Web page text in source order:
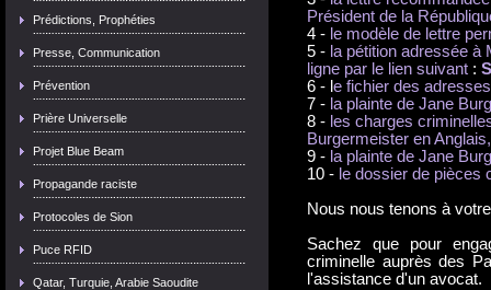
Prédictions, Prophéties
Presse, Communication
Prévention
Prière Universelle
Projet Blue Beam
Propagande raciste
Protocoles de Sion
Puce RFID
Qatar, Turquie, Arabie Saoudite
Président de la
4 - le modèle de lettre
5 - la pétition adressée
ligne par le lien suivant :
6 - l e fichier des
7 - la plainte de Jane
8 - les charges
Burgermeister en Anglais,
9 - la plainte de Jane
10 - le dossier de pièces
Nous nous tenons à
Sachez que pour
criminelle auprès des
l'assistance d'un avocat.